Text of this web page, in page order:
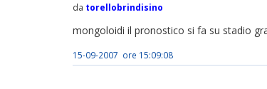
da torellobrindisino
mongoloidi il pronostico si fa su stadio
15-09-2007 ore 15:09:08